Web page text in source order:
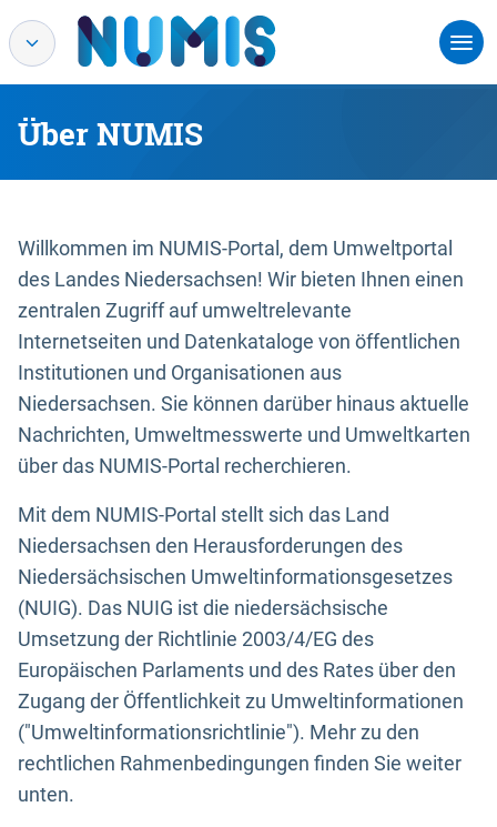
Über NUMIS
Willkommen im NUMIS-Portal, dem Umweltportal
des Landes Niedersachsen! Wir bieten Ihnen einen
zentralen Zugriff auf umweltrelevante
Internetseiten und Datenkataloge von öffentlichen
Institutionen und Organisationen aus
Niedersachsen. Sie können darüber hinaus aktuelle
Nachrichten, Umweltmesswerte und Umweltkarten
über das NUMIS-Portal recherchieren.
Mit dem NUMIS-Portal stellt sich das Land
Niedersachsen den Herausforderungen des
Niedersächsischen Umweltinformationsgesetzes
(NUIG). Das NUIG ist die niedersächsische
Umsetzung der Richtlinie 2003/4/EG des
Europäischen Parlaments und des Rates über den
Zugang der Öffentlichkeit zu Umweltinformationen
("Umweltinformationsrichtlinie"). Mehr zu den
rechtlichen Rahmenbedingungen finden Sie weiter
unten.